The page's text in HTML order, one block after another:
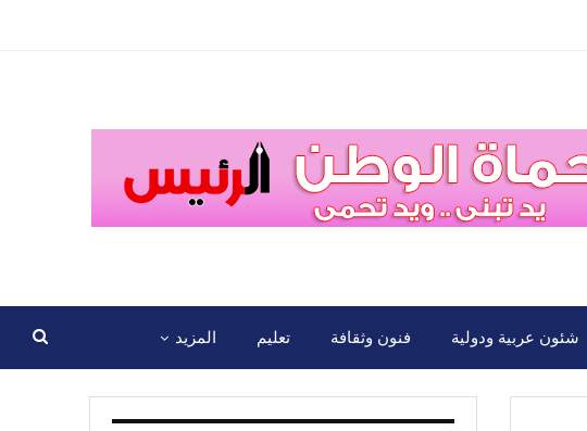
شئون عربية ودولية فنون وثقافة تعليم المزيد